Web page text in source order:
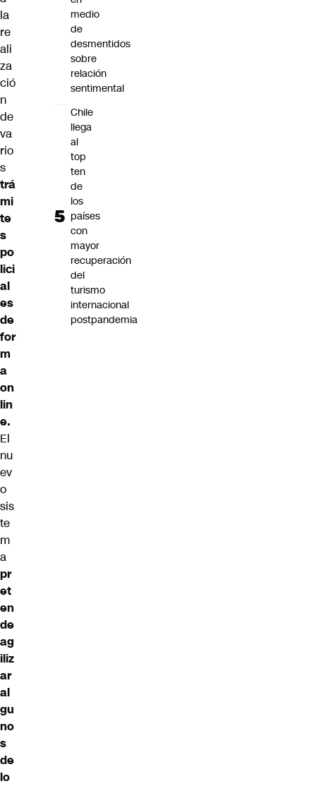
la
re
ali
za
ció
n
de
va
rio
s
trá
mi
te
s
po
lici
al
es
de
for
m
a
on
lin
e.
El
nu
ev
o
sis
te
m
a
pr
et
en
de
ag
iliz
ar
al
gu
no
s
de
lo
medio
de
desmentidos
sobre
relación
sentimental
Chile
llega
al
top
ten
de
los
países
con
mayor
recuperación
del
turismo
internacional
postpandemia